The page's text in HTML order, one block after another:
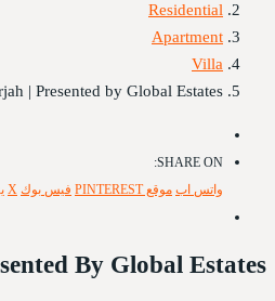
Residential
Apartment
Villa
| Presented by Global Estates®
SHARE ON:
واتس اب موقع PINTEREST فيس بوك X
By Global Estates®